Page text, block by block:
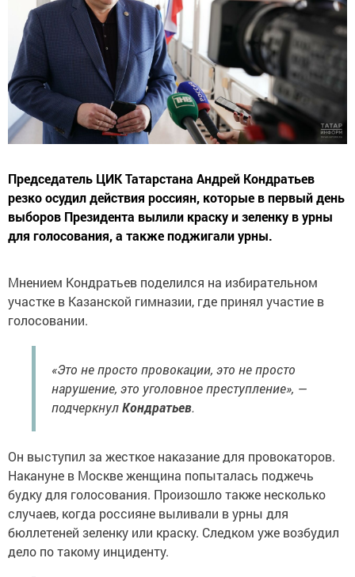
Председатель ЦИК Татарстана Андрей Кондратьев
резко осудил действия россиян, которые в первый день
выборов Президента вылили краску и зеленку в урны
для голосования, а также поджигали урны.
Мнением Кондратьев поделился на избирательном
участке в Казанской гимназии, где принял участие в
голосовании.
«Это не просто провокации, это не просто
нарушение, это уголовное преступление», —
подчеркнулКондратьев.
Он выступил за жесткое наказание для провокаторов.
Накануне в Москве женщина попыталась поджечь
будку для голосования. Произошло также несколько
случаев, когда россияне выливали в урны для
бюллетеней зеленку или краску. Следком уже возбудил
дело по такому инциденту.